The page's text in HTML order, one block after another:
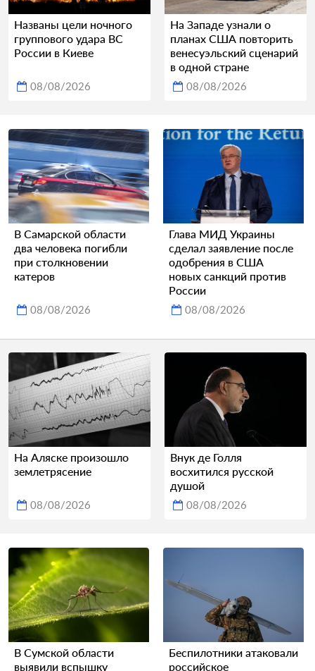
Названы цели ночного
группового удара ВС
России в Киеве
08/08/2026
На Западе узнали о
планах США повторить
венесуэльский сценарий
в одной стране
08/08/2026
В Самарской области
два человека погибли
при столкновении
катеров
08/08/2026
Глава МИД Украины
сделал заявление после
одобрения в США
новых санкций против
России
08/08/2026
На Аляске произошло
землетрясение
08/08/2026
Внук де Голля
восхитился русской
душой
08/08/2026
В Сумской области
выявили вспышку
Беспилотники атаковали
российское